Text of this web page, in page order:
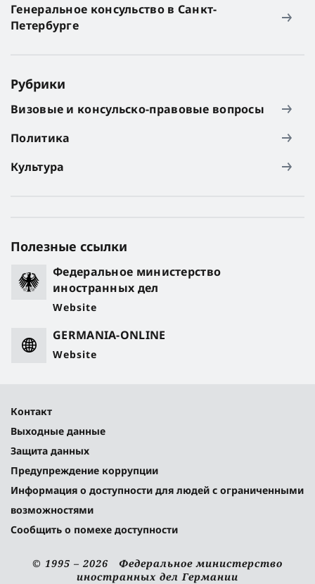
Генеральное консульство в Санкт-
Петербурге
Рубрики
Визовые и консульско-правовые вопросы
Политика
Культура
Полезные ссылки
Федеральное министерство
иностранных дел
Website
GERMANIA-ONLINE
Website
Контакт
Выходные данные
Защита данных
Предупреждение коррупции
Информация о доступности для людей с ограниченными
возможностями
Сообщить о помехе доступности
© 1995 – 2026 Федеральное министерство
иностранных дел Германии